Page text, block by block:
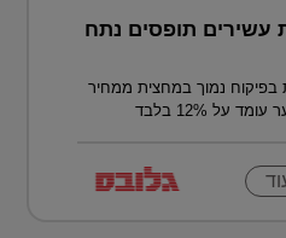
עשירים תופסים נתח
בפיקוח נמוך במחצית ממחיר
12% בלבד